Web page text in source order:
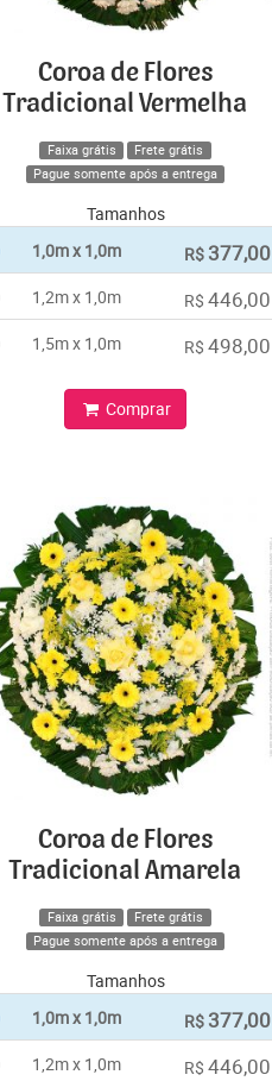
Coroa de Flores
Tradicional Vermelha
Faixa grátis
Frete grátis
Pague somente após a entrega
Tamanhos
1,0m x 1,0m
R$ 377,00
1,2m x 1,0m R$ 446,00
1,5m x 1,0m R$ 498,00
Comprar
Coroa de Flores
Tradicional Amarela
Faixa grátis
Frete grátis
Pague somente após a entrega
Tamanhos
1,0m x 1,0m
R$ 377,00
1,2m x 1,0m R$ 446,00